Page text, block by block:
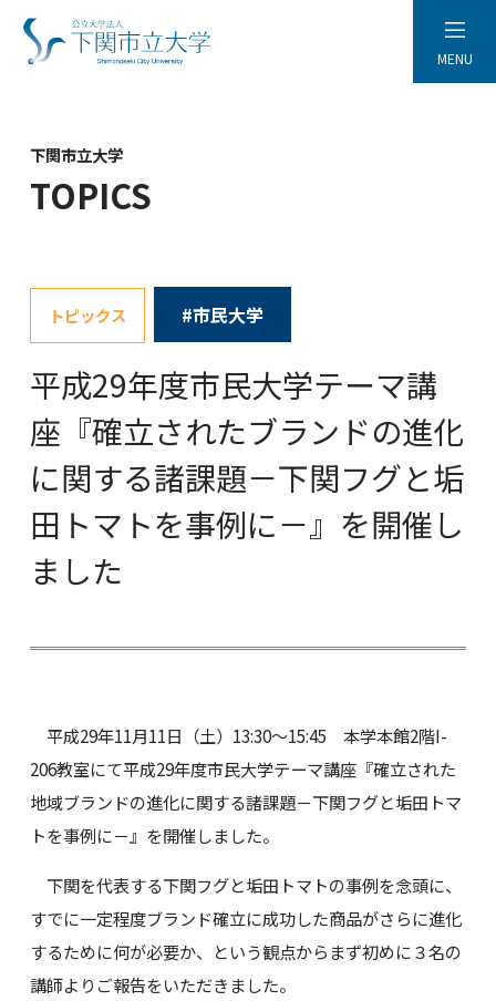
MENU
下関市立大学
TOPICS
トピックス #市民大学
平成29年度市民大学テーマ講
座『確立されたブランドの進化
に関する諸課題－下関フグと垢
田トマトを事例に－』を開催し
ました
平成29年11月11日（土）13:30～15:45 本学本館2階I-
206教室にて平成29年度市民大学テーマ講座『確立された
地域ブランドの進化に関する諸課題－下関フグと垢田トマ
トを事例に－』を開催しました。
下関を代表する下関フグと垢田トマトの事例を念頭に、
すでに一定程度ブランド確立に成功した商品がさらに進化
するために何が必要か、という観点からまず初めに３名の
講師よりご報告をいただきました。